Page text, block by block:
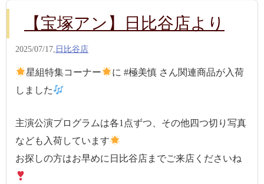
【宝塚アン】日比谷店より
2025/07/17, 日比谷店
星組特集コーナー
に #極美慎 さん関連商品が入荷
しました
主演公演プログラムは各1点ずつ、その他四つ切り写真
なども入荷しています
お探しの方はお早めに日比谷店までご来店くださいね